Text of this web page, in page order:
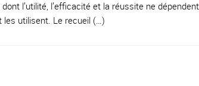
l’utilité, l’efficacité et la réussite ne
les utilisent. Le recueil (…)